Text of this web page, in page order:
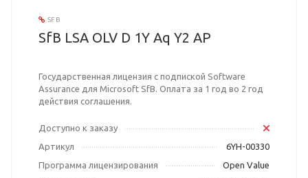
SFB
SfB LSA OLV D 1Y Aq Y2 AP
Государственная лицензия с подпиской Software
Assurance для Microsoft SfB. Оплата за 1 год во 2 год
действия соглашения.
Доступно к заказу
Артикул
6YH-00330
Программа лицензирования
Open Value